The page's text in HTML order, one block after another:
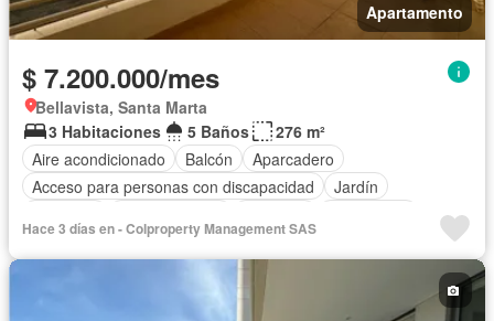
Apartamento
$ 7.200.000/mes
Bellavista, Santa Marta
3 Habitaciones
5 Baños
276 m²
Aire acondicionado
Balcón
Aparcadero
Acceso para personas con discapacidad
Jardín
Vista panorámica
Seguridad privada
Cuarto de servicio
Hace 3 días en - Colproperty Management SAS